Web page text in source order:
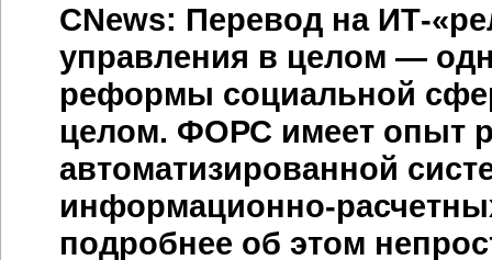
CNews: Перевод на ИТ-
управления в целом —
реформы социальной
целом. ФОРС имеет опыт
автоматизированной
информационно-
подробнее об этом